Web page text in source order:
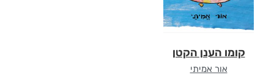
קומו הענן הקטן
אור אמיתי